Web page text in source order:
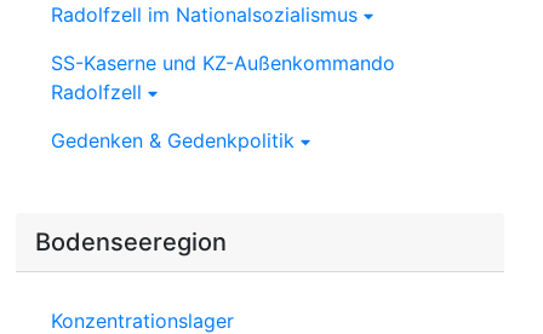
Radolfzell im Nationalsozialismus
SS-Kaserne und KZ-Außenkommando
Radolfzell
Gedenken & Gedenkpolitik
Bodenseeregion
Konzentrationslager